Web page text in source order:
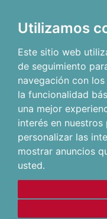
Utilizamos
Este sitio web
de seguimiento
navegación con
la funcionalidad
una mejor
interés en
personalizar las
mostrar anuncios
usted.